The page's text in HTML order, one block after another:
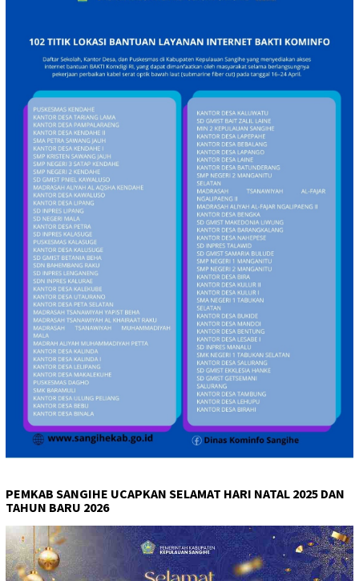
PEMKAB SANGIHE UCAPKAN SELAMAT HARI NATAL 2025 DAN
TAHUN BARU 2026